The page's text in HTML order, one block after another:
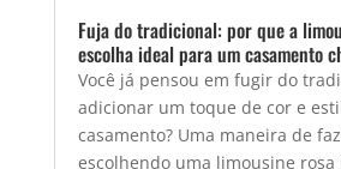
Fuja do tradicional: por que a
escolha ideal para um casamento
Você já pensou em fugir do
adicionar um toque de cor e
casamento? Uma maneira de
escolhendo uma limousine rosa